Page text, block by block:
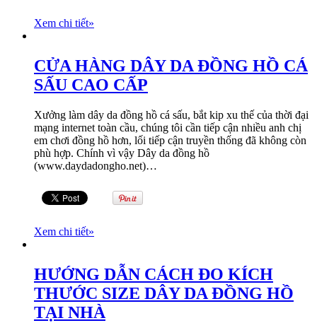
Xem chi tiết»
CỬA HÀNG DÂY DA ĐỒNG HỒ CÁ
SẤU CAO CẤP
Xưởng làm dây da đồng hồ cá sấu, bắt kip xu thế của thời đại
mạng internet toàn cầu, chúng tôi cần tiếp cận nhiều anh chị
em chơi đồng hồ hơn, lối tiếp cận truyền thống đã không còn
phù hợp. Chính vì vậy Dây da đồng hồ
(www.daydadongho.net)…
Xem chi tiết»
HƯỚNG DẪN CÁCH ĐO KÍCH
THƯỚC SIZE DÂY DA ĐỒNG HỒ
TẠI NHÀ